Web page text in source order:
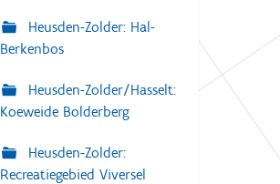
Heusden-Zolder: Hal-
Berkenbos
Heusden-Zolder/Hasselt:
Koeweide Bolderberg
Heusden-Zolder:
Recreatiegebied Viversel